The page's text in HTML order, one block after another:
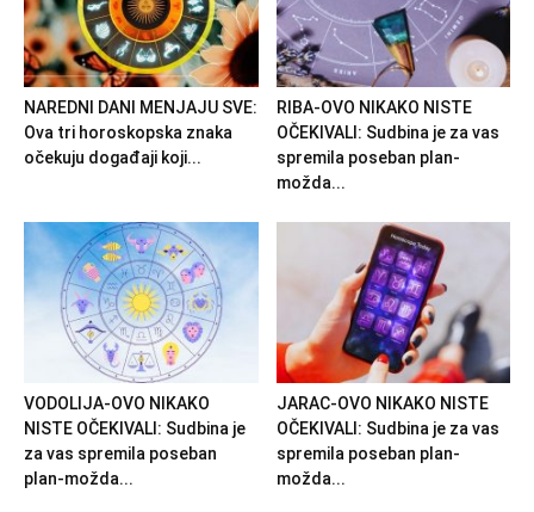
NAREDNI DANI MENJAJU SVE:
Ova tri horoskopska znaka
očekuju događaji koji...
RIBA-OVO NIKAKO NISTE
OČEKIVALI: Sudbina je za vas
spremila poseban plan-
možda...
VODOLIJA-OVO NIKAKO
NISTE OČEKIVALI: Sudbina je
za vas spremila poseban
plan-možda...
JARAC-OVO NIKAKO NISTE
OČEKIVALI: Sudbina je za vas
spremila poseban plan-
možda...